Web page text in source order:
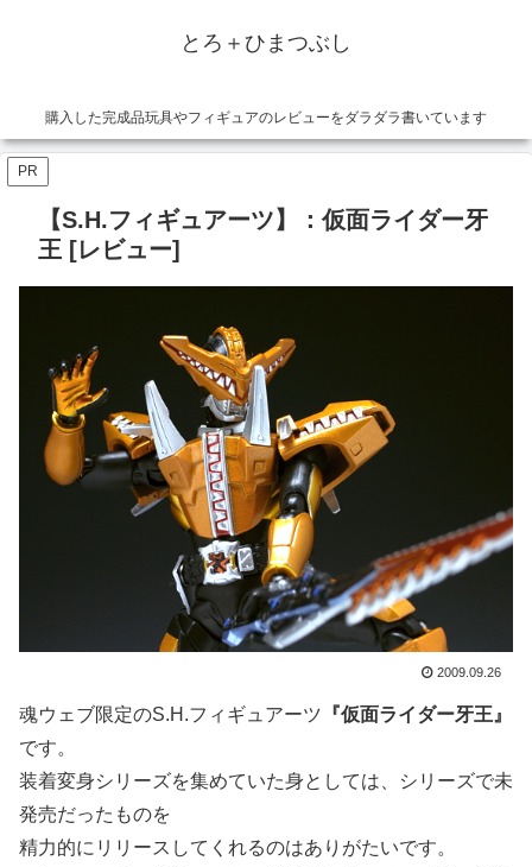
とろ＋ひまつぶし
購入した完成品玩具やフィギュアのレビューをダラダラ書いています
PR
【S.H.フィギュアーツ】：仮面ライダー牙
王 [レビュー]
2009.09.26
魂ウェブ限定のS.H.フィギュアーツ 『仮面ライダー牙王』
です。
装着変身シリーズを集めていた身としては、シリーズで未
発売だったものを
精力的にリリースしてくれるのはありがたいです。